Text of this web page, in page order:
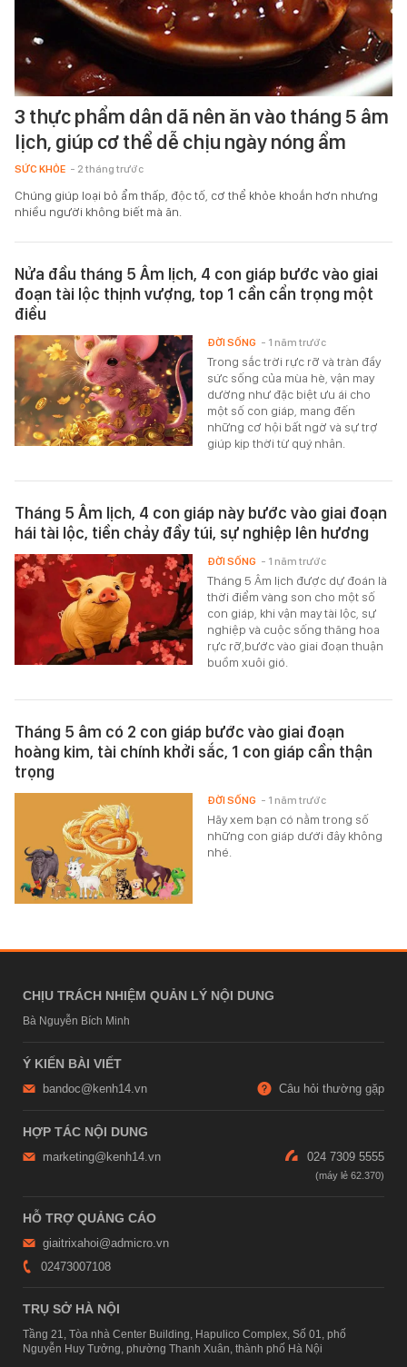
3 thực phẩm dân dã nên ăn vào tháng 5 âm
lịch, giúp cơ thể dễ chịu ngày nóng ẩm
SỨC KHỎE - 2 tháng trước
Chúng giúp loại bỏ ẩm thấp, độc tố, cơ thể khỏe khoắn hơn nhưng
nhiều người không biết mà ăn.
Nửa đầu tháng 5 Âm lịch, 4 con giáp bước vào giai
đoạn tài lộc thịnh vượng, top 1 cần cẩn trọng một
điều
Trong sắc trời rực rỡ và tràn đầy
sức sống của mùa hè, vận may
dường như đặc biệt ưu ái cho
một số con giáp, mang đến
những cơ hội bất ngờ và sự trợ
giúp kịp thời từ quý nhân.
ĐỜI SỐNG - 1 năm trước
Tháng 5 Âm lịch, 4 con giáp này bước vào giai đoạn
hái tài lộc, tiền chảy đầy túi, sự nghiệp lên hương
Tháng 5 Âm lịch được dự đoán là
thời điểm vàng son cho một số
con giáp, khi vận may tài lộc, sự
nghiệp và cuộc sống thăng hoa
rực rỡ,bước vào giai đoạn thuận
buồm xuôi gió.
ĐỜI SỐNG - 1 năm trước
Tháng 5 âm có 2 con giáp bước vào giai đoạn
hoàng kim, tài chính khởi sắc, 1 con giáp cần thận
trọng
Hãy xem bạn có nằm trong số
những con giáp dưới đây không
nhé.
ĐỜI SỐNG - 1 năm trước
CHỊU TRÁCH NHIỆM QUẢN LÝ NỘI DUNG
Bà Nguyễn Bích Minh
Ý KIẾN BÀI VIẾT
bandoc@kenh14.vn Câu hỏi thường gặp
HỢP TÁC NỘI DUNG
marketing@kenh14.vn 024 7309 5555
HỖ TRỢ QUẢNG CÁO
giaitrixahoi@admicro.vn
02473007108
TRỤ SỞ HÀ NỘI
Tầng 21, Tòa nhà Center Building, Hapulico Complex, Số 01, phố
Nguyễn Huy Tưởng, phường Thanh Xuân, thành phố Hà Nội